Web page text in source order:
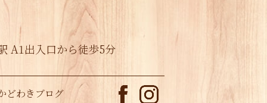
A1出入口から徒歩5分
どわきブログ